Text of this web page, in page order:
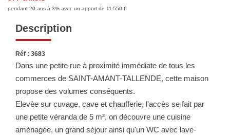
NOTRE GROUPE
Nos Agences
Notre Équipe
pendant 20 ans à 3% avec un apport de 11 550 €
Description
Réf : 3683
Dans une petite rue à proximité immédiate de tous les
commerces de SAINT-AMANT-TALLENDE, cette maison
propose des volumes conséquents.
Elevèe sur cuvage, cave et chaufferie, l'accès se fait par
une petite véranda de 5 m², on découvre une cuisine
aménagée, un grand séjour ainsi qu'un WC avec lave-